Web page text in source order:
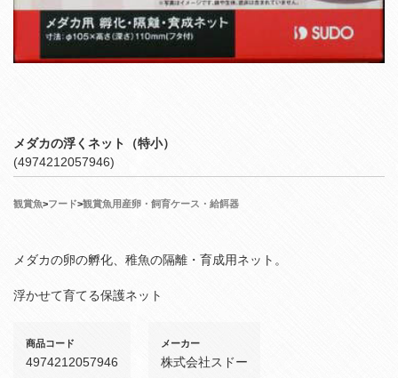
メダカの浮くネット（特小）
(4974212057946)
観賞魚>フード>観賞魚用産卵・飼育ケース・給餌器
メダカの卵の孵化、稚魚の隔離・育成用ネット。
浮かせて育てる保護ネット
商品コード
4974212057946
メーカー
株式会社スドー